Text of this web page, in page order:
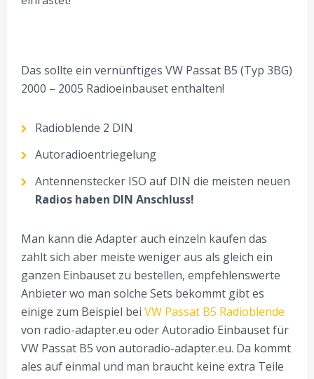
Das sollte ein vernünftiges VW Passat B5 (Typ 3BG)
2000 – 2005 Radioeinbauset enthalten!
Radioblende 2 DIN
Autoradioentriegelung
Antennenstecker ISO auf DIN die meisten neuen
Radios haben DIN Anschluss!
Man kann die Adapter auch einzeln kaufen das
zahlt sich aber meiste weniger aus als gleich ein
ganzen Einbauset zu bestellen, empfehlenswerte
Anbieter wo man solche Sets bekommt gibt es
einige zum Beispiel bei VW Passat B5 Radioblende
von radio-adapter.eu oder Autoradio Einbauset für
VW Passat B5 von autoradio-adapter.eu. Da kommt
ales auf einmal und man braucht keine extra Teile